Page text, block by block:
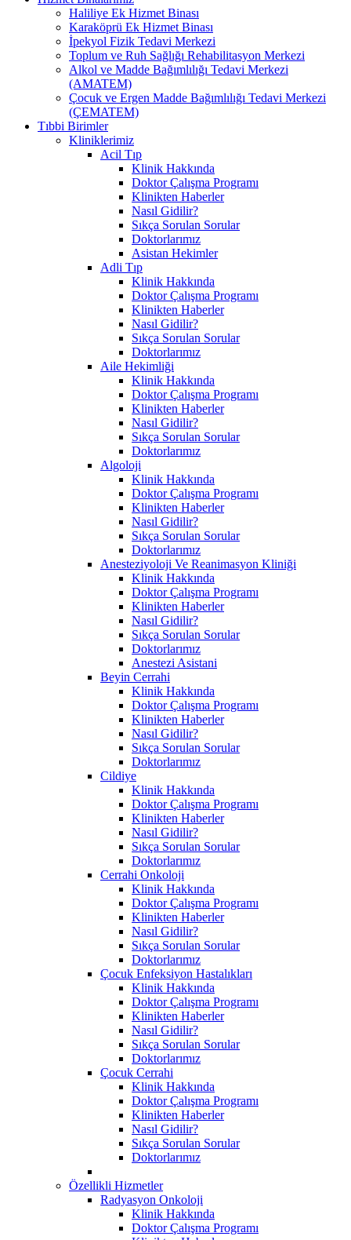
Haliliye Ek Hizmet Binası
Karaköprü Ek Hizmet Binası
İpekyol Fizik Tedavi Merkezi
Toplum ve Ruh Sağlığı Rehabilitasyon Merkezi
Alkol ve Madde Bağımlılığı Tedavi Merkezi
(AMATEM)
Çocuk ve Ergen Madde Bağımlılığı Tedavi Merkezi
(ÇEMATEM)
Tıbbi Birimler
Kliniklerimiz
Acil Tıp
Klinik Hakkında
Doktor Çalışma Programı
Klinikten Haberler
Nasıl Gidilir?
Sıkça Sorulan Sorular
Doktorlarımız
Asistan Hekimler
Adli Tıp
Klinik Hakkında
Doktor Çalışma Programı
Klinikten Haberler
Nasıl Gidilir?
Sıkça Sorulan Sorular
Doktorlarımız
Aile Hekimliği
Klinik Hakkında
Doktor Çalışma Programı
Klinikten Haberler
Nasıl Gidilir?
Sıkça Sorulan Sorular
Doktorlarımız
Algoloji
Klinik Hakkında
Doktor Çalışma Programı
Klinikten Haberler
Nasıl Gidilir?
Sıkça Sorulan Sorular
Doktorlarımız
Anesteziyoloji Ve Reanimasyon Kliniği
Klinik Hakkında
Doktor Çalışma Programı
Klinikten Haberler
Nasıl Gidilir?
Sıkça Sorulan Sorular
Doktorlarımız
Anestezi Asistani
Beyin Cerrahi
Klinik Hakkında
Doktor Çalışma Programı
Klinikten Haberler
Nasıl Gidilir?
Sıkça Sorulan Sorular
Doktorlarımız
Cildiye
Klinik Hakkında
Doktor Çalışma Programı
Klinikten Haberler
Nasıl Gidilir?
Sıkça Sorulan Sorular
Doktorlarımız
Cerrahi Onkoloji
Klinik Hakkında
Doktor Çalışma Programı
Klinikten Haberler
Nasıl Gidilir?
Sıkça Sorulan Sorular
Doktorlarımız
Çocuk Enfeksiyon Hastalıkları
Klinik Hakkında
Doktor Çalışma Programı
Klinikten Haberler
Nasıl Gidilir?
Sıkça Sorulan Sorular
Doktorlarımız
Çocuk Cerrahi
Klinik Hakkında
Doktor Çalışma Programı
Klinikten Haberler
Nasıl Gidilir?
Sıkça Sorulan Sorular
Doktorlarımız
Özellikli Hizmetler
Radyasyon Onkoloji
Klinik Hakkında
Doktor Çalışma Programı